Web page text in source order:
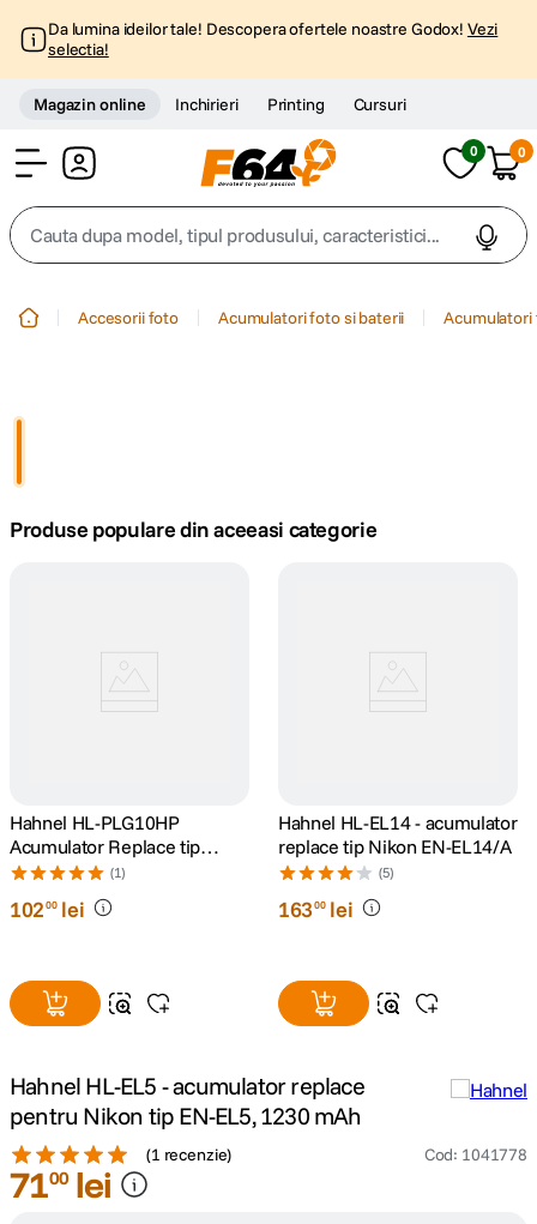
Da lumina ideilor tale! Descopera ofertele noastre Godox! Vezi
selectia!
Magazin online Inchirieri Printing Cursuri
0 0
Cauta dupa model, tipul produsului, caracteristici...
4. peak design
9. insta 360
10. godox
Accesorii foto Acumulatori foto si baterii
Produse populare din aceeasi categorie
Hahnel HL-PLG10HP
Acumulator Replace tip
Panasonic DMW-BLG10E
1000mAh
(1)
10200 lei
Hahnel HL-EL14 - acumulator
replace tip Nikon EN-EL14/A
(5)
16300 lei
Hahnel HL-EL5 - acumulator replace
pentru Nikon tip EN-EL5, 1230 mAh
(1 recenzie) Cod: 1041778
7100 lei